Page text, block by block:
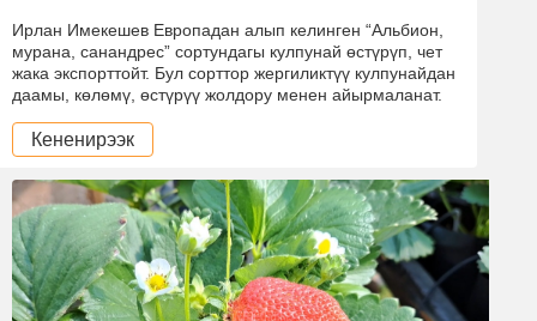
Ирлан Имекешев Европадан алып келинген “Альбион,
мурана, санандрес” сортундагы кулпунай өстүрүп, чет
жака экспорттойт. Бул сорттор жергиликтүү кулпунайдан
даамы, көлөмү, өстүрүү жолдору менен айырмаланат.
Кененирээк